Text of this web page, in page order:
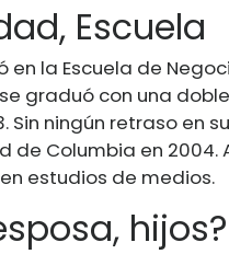
Escuela
en la Escuela de
graduó con una
ningún retraso en
Columbia en 2004.
estudios de medios.
hijos?